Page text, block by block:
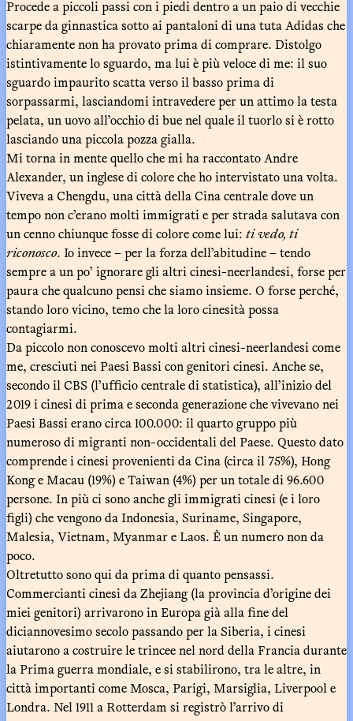
Procede a piccoli passi con i piedi dentro a un paio di vecchie
scarpe da ginnastica sotto ai pantaloni di una tuta Adidas che
chiaramente non ha provato prima di comprare. Distolgo
istintivamente lo sguardo, ma lui è più veloce di me: il suo
sguardo impaurito scatta verso il basso prima di
sorpassarmi, lasciandomi intravedere per un attimo la testa
pelata, un uovo all’occhio di bue nel quale il tuorlo si è rotto
lasciando una piccola pozza gialla.
Mi torna in mente quello che mi ha raccontato Andre
Alexander, un inglese di colore che ho intervistato una volta.
Viveva a Chengdu, una città della Cina centrale dove un
tempo non c’erano molti immigrati e per strada salutava con
un cenno chiunque fosse di colore come lui: ti vedo, ti
riconosco. Io invece – per la forza dell’abitudine – tendo
sempre a un po’ ignorare gli altri cinesi-neerlandesi, forse per
paura che qualcuno pensi che siamo insieme. O forse perché,
stando loro vicino, temo che la loro cinesità possa
contagiarmi.
Da piccolo non conoscevo molti altri cinesi-neerlandesi come
me, cresciuti nei Paesi Bassi con genitori cinesi. Anche se,
secondo il CBS (l’ufficio centrale di statistica), all’inizio del
2019 i cinesi di prima e seconda generazione che vivevano nei
Paesi Bassi erano circa 100.000: il quarto gruppo più
numeroso di migranti non-occidentali del Paese. Questo dato
comprende i cinesi provenienti da Cina (circa il 75%), Hong
Kong e Macau (19%) e Taiwan (4%) per un totale di 96.600
persone. In più ci sono anche gli immigrati cinesi (e i loro
figli) che vengono da Indonesia, Suriname, Singapore,
Malesia, Vietnam, Myanmar e Laos. È un numero non da
poco.
Oltretutto sono qui da prima di quanto pensassi.
Commercianti cinesi da Zhejiang (la provincia d’origine dei
miei genitori) arrivarono in Europa già alla fine del
diciannovesimo secolo passando per la Siberia, i cinesi
aiutarono a costruire le trincee nel nord della Francia durante
la Prima guerra mondiale, e si stabilirono, tra le altre, in
città importanti come Mosca, Parigi, Marsiglia, Liverpool e
Londra. Nel 1911 a Rotterdam si registrò l’arrivo di